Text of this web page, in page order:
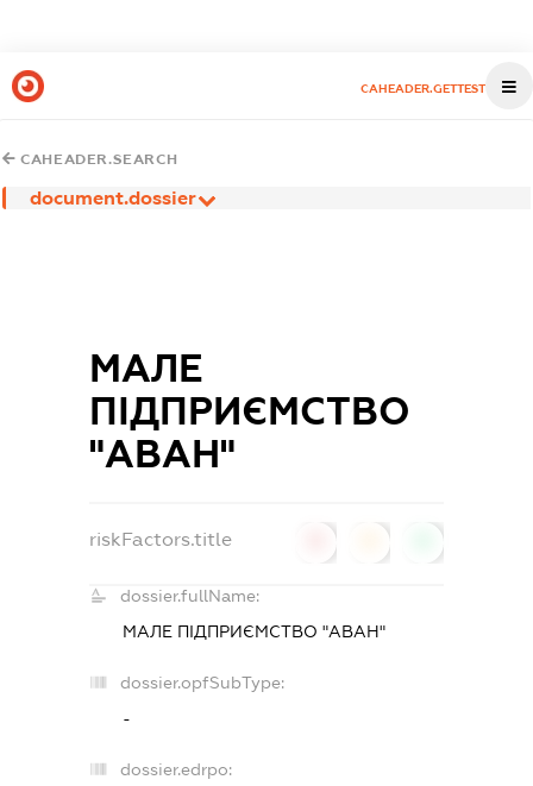
CAHEADER.GETTEST
CAHEADER.SEARCH
document.dossier
МАЛЕ
ПІДПРИЄМСТВО
"АВАН"
riskFactors.title
dossier.fullName:
МАЛЕ ПІДПРИЄМСТВО "АВАН"
dossier.opfSubType:
-
dossier.edrpo: